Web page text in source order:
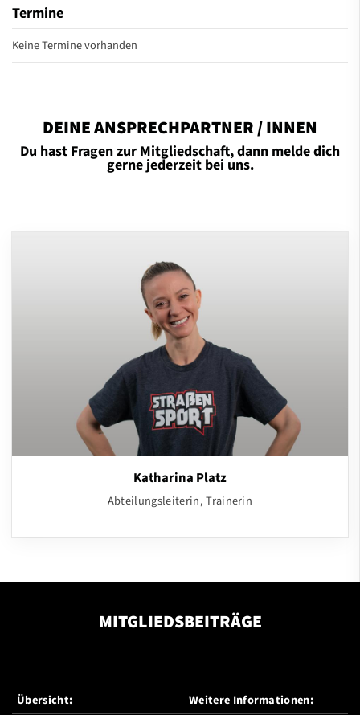
Termine
Keine Termine vorhanden
DEINE ANSPRECHPARTNER / INNEN
Du hast Fragen zur Mitgliedschaft, dann melde dich
gerne jederzeit bei uns.
Katharina Platz
Abteilungsleiterin, Trainerin
MITGLIEDSBEITRÄGE
Übersicht:
Weitere Informationen: